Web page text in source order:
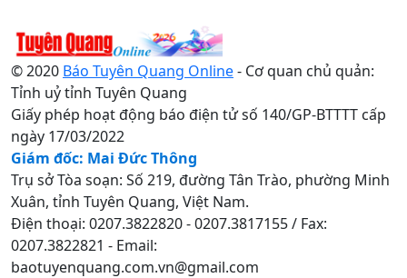
© 2020 Báo Tuyên Quang Online- Cơ quan chủ quản:
Tỉnh uỷ tỉnh Tuyên Quang
Giấy phép hoạt động báo điện tử số 140/GP-BTTTT cấp
ngày 17/03/2022
Giám đốc: Mai Đức Thông
Trụ sở Tòa soạn: Số 219, đường Tân Trào, phường Minh
Xuân, tỉnh Tuyên Quang, Việt Nam.
Điện thoại: 0207.3822820 - 0207.3817155 / Fax:
0207.3822821 - Email:
baotuyenquang.com.vn@gmail.com